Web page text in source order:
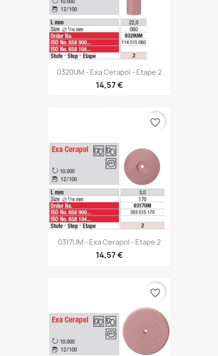
0320UM - Exa Cerapol - Etape 2
14,57 €
0317UM - Exa Cerapol - Etape 2
14,57 €
favorite_border
favorite_border